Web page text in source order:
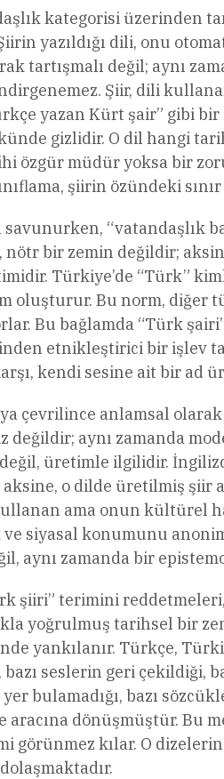
kategorisi üzerinden
yazıldığı dili, onu
tartışmalı değil; aynı
Şiir, dili
yazan Kürt şair” gibi
gizlidir. O dil hangi
özgür müdür yoksa bir
şiirin özündeki
“vatandaşlık
nötr bir zemin değildir;
Türkiye’de “Türk”
oluşturur. Bu norm, diğer
Bu bağlamda “Türk
etnikleştirici bir işlev
kendi sesine ait bir ad
çevrilince anlamsal
değildir; aynı zamanda
üretimle ilgilidir.
o dilde üretilmiş şiir
ama onun kültürel
siyasal konumunu
aynı zamanda bir
şiiri” terimini
yoğrulmuş tarihsel bir
yankılanır. Türkçe,
seslerin geri çekildiği,
bulamadığı, bazı
dönüşmüştür. Bu
görünmez kılar. O